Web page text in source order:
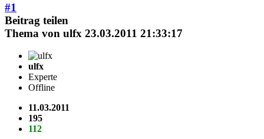
#1
Beitrag teilen
Thema von ulfx 23.03.2011 21:33:17
ulfx
Experte
Offline
11.03.2011
195
112